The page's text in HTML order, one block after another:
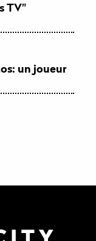
TV"
un joueur